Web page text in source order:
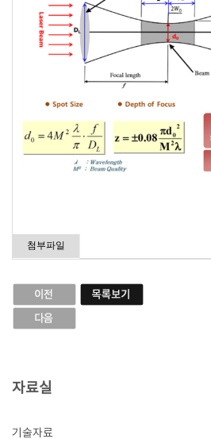
첨부파일
자료실
기술자료